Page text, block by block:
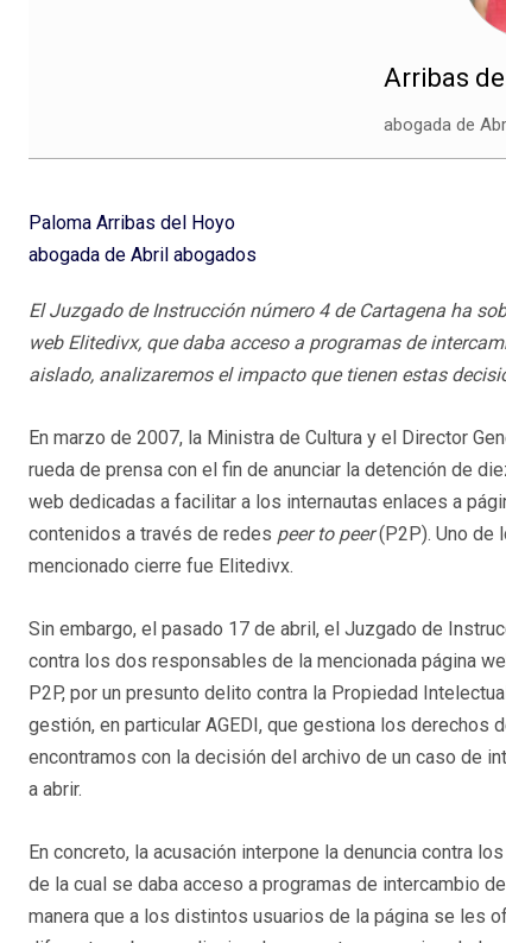
Arribas
abogada de
Paloma Arribas del Hoyo
abogada de Abril abogados
El Juzgado de Instrucción número 4 de Cartagena ha
web Elitedivx, que daba acceso a programas de
aislado, analizaremos el impacto que tienen estas
En marzo de 2007, la Ministra de Cultura y el Director
rueda de prensa con el fin de anunciar la detención de
web dedicadas a facilitar a los internautas enlaces a
contenidos a través de redes peer to peer(P2P). Uno de
mencionado cierre fue Elitedivx.
Sin embargo, el pasado 17 de abril, el Juzgado de
contra los dos responsables de la mencionada página
P2P, por un presunto delito contra la Propiedad
gestión, en particular AGEDI, que gestiona los
encontramos con la decisión del archivo de un caso de
a abrir.
En concreto, la acusación interpone la denuncia contra
de la cual se daba acceso a programas de intercambio
manera que a los distintos usuarios de la página se les